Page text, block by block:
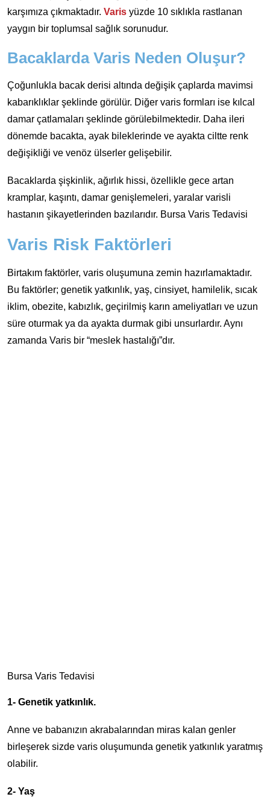
karşımıza çıkmaktadır. Varis yüzde 10 sıklıkla rastlanan
yaygın bir toplumsal sağlık sorunudur.
Bacaklarda Varis Neden Oluşur?
Çoğunlukla bacak derisi altında değişik çaplarda mavimsi
kabarıklıklar şeklinde görülür. Diğer varis formları ise kılcal
damar çatlamaları şeklinde görülebilmektedir. Daha ileri
dönemde bacakta, ayak bileklerinde ve ayakta ciltte renk
değişikliği ve venöz ülserler gelişebilir.
Bacaklarda şişkinlik, ağırlık hissi, özellikle gece artan
kramplar, kaşıntı, damar genişlemeleri, yaralar varisli
hastanın şikayetlerinden bazılarıdır. Bursa Varis Tedavisi
Varis Risk Faktörleri
Birtakım faktörler, varis oluşumuna zemin hazırlamaktadır.
Bu faktörler; genetik yatkınlık, yaş, cinsiyet, hamilelik, sıcak
iklim, obezite, kabızlık, geçirilmiş karın ameliyatları ve uzun
süre oturmak ya da ayakta durmak gibi unsurlardır. Aynı
zamanda Varis bir “meslek hastalığı”dır.
Bursa Varis Tedavisi
1- Genetik yatkınlık.
Anne ve babanızın akrabalarından miras kalan genler
birleşerek sizde varis oluşumunda genetik yatkınlık yaratmış
olabilir.
2- Yaş